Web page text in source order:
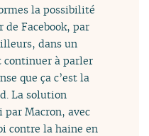
la possibilité
de Facebook, par
dans un
à parler
que ça c’est la
La solution
par Macron, avec
contre la haine en